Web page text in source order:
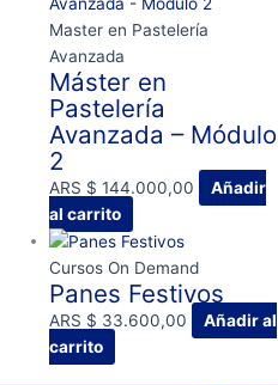
Master en Pastelería
Avanzada
Máster en
Pastelería
Avanzada – Módulo
2
ARS $ 144.000,00
Añadir
al carrito
Cursos On Demand
Panes Festivos
ARS $ 33.600,00
Añadir al
carrito